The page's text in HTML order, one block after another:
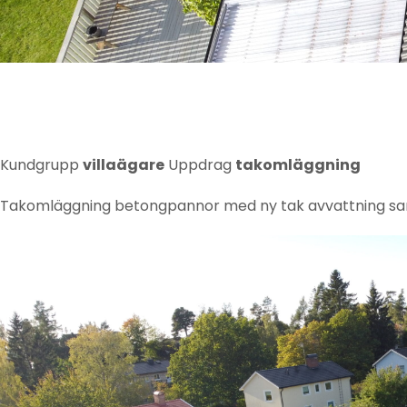
Kundgrupp villaägare Uppdrag takomläggning
Takomläggning betongpannor med ny tak avvattning